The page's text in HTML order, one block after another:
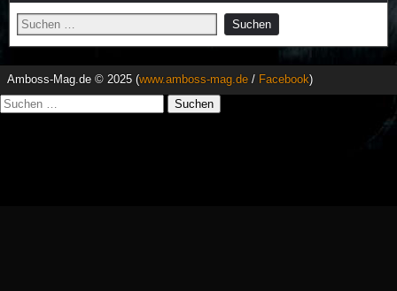
Amboss-Mag.de © 2025 (www.amboss-mag.de / Facebook)